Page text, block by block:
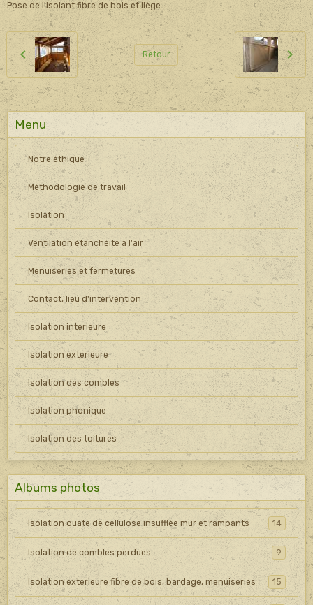
Pose de l'isolant fibre de bois et liège
Retour
Menu
Notre éthique
Méthodologie de travail
Isolation
Ventilation étanchéité à l'air
Menuiseries et fermetures
Contact, lieu d'intervention
Isolation interieure
Isolation exterieure
Isolation des combles
Isolation phonique
Isolation des toitures
Albums photos
Isolation ouate de cellulose insufflée mur et rampants 14
Isolation de combles perdues 9
Isolation exterieure fibre de bois, bardage, menuiseries 15